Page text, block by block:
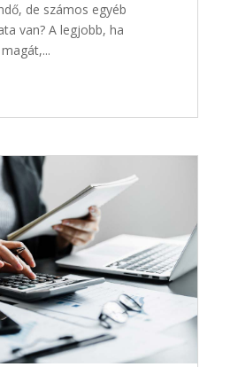
de számos egyéb
van? A legjobb, ha